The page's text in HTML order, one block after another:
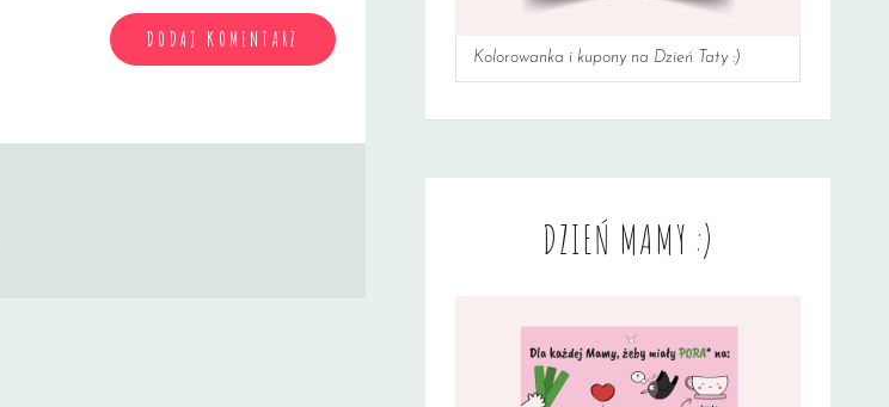
Kolorowanka i kupony na Dzień Taty :)
DZIEŃ MAMY :)